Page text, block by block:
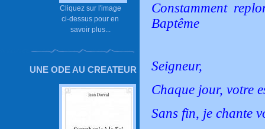
Cliquez sur l'image
ci-dessus pour en
savoir plus...
UNE ODE AU CREATEUR
Constamment
Baptême
Seigneur,
Chaque jour, votre
Sans fin, je chante